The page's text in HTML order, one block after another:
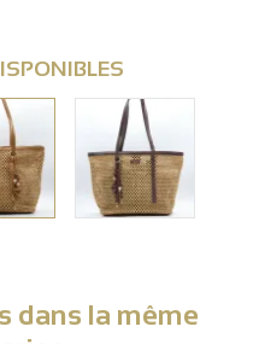
dans la même